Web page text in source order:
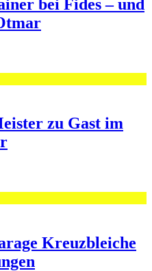
bei Fides – und
zu Gast im
Kreuzbleiche